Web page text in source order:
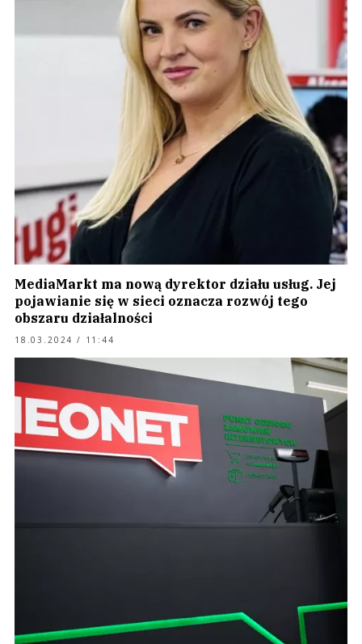
MediaMarkt ma nową dyrektor działu usług. Jej
pojawianie się w sieci oznacza rozwój tego
obszaru działalności
18.03.2024 / 11:44